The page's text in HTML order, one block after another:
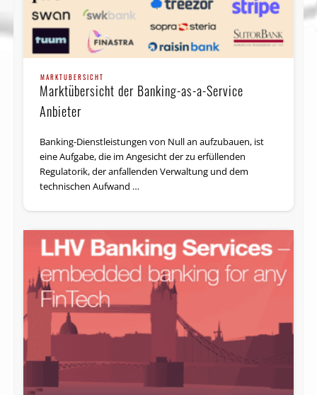
MARKTÜBERSICHT
Marktübersicht der Banking-as-a-Service
Anbieter
Banking-Dienstleistungen von Null an aufzubauen, ist
eine Aufgabe, die im Angesicht der zu erfüllenden
Regulatorik, der anfallenden Verwaltung und dem
technischen Aufwand …